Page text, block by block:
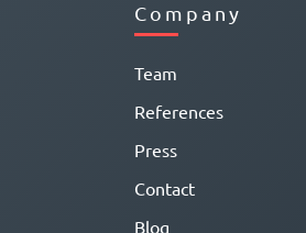
Company
Team
References
Press
Contact
Blog